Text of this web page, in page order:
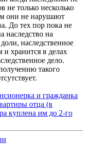
не только несколько
они не нарушают
До тех пор пока не
наследство на
наследственное
и хранится в делах
дело.
такого
и гражданка
отца (в
куплена им до 2-го